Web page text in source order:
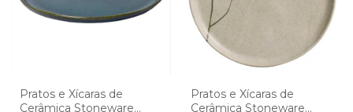
Pratos e Xícaras de
Cerâmica Stoneware
Pratos e Xícaras de
Cerâmica Stoneware